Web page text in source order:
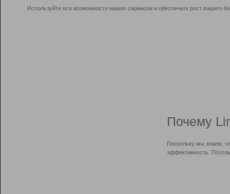
Используйте все возможности наших сервисов и обеспечьте рост вашего
Почему
Поскольку мы знаем,
эффективность.